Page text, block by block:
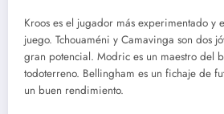
Kroos es el jugador más experimentado
juego. Tchouaméni y Camavinga son dos
gran potencial. Modric es un maestro del
todoterreno. Bellingham es un fichaje de
un buen rendimiento.